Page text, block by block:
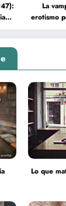
La
erotismo
Lo que